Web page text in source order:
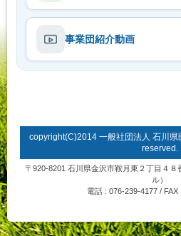
事業団紹介動画
copyright(C)2014 一般社団法人 石川
reserved.
〒920-8201 石川県金沢市鞍月東２丁目４
ル）
電話 : 076-239-4177 / FAX